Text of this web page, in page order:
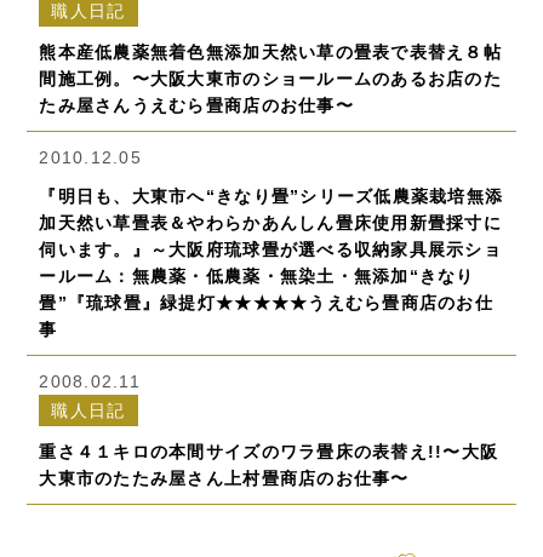
職人日記
熊本産低農薬無着色無添加天然い草の畳表で表替え８帖
間施工例。〜大阪大東市のショールームのあるお店のた
たみ屋さんうえむら畳商店のお仕事〜
2010.12.05
『明日も、大東市へ“きなり畳”シリーズ低農薬栽培無添
加天然い草畳表＆やわらかあんしん畳床使用新畳採寸に
伺います。』～大阪府琉球畳が選べる収納家具展示ショ
ールーム：無農薬・低農薬・無染土・無添加“きなり
畳”『琉球畳』緑提灯★★★★★うえむら畳商店のお仕
事
2008.02.11
職人日記
重さ４１キロの本間サイズのワラ畳床の表替え!!〜大阪
大東市のたたみ屋さん上村畳商店のお仕事〜